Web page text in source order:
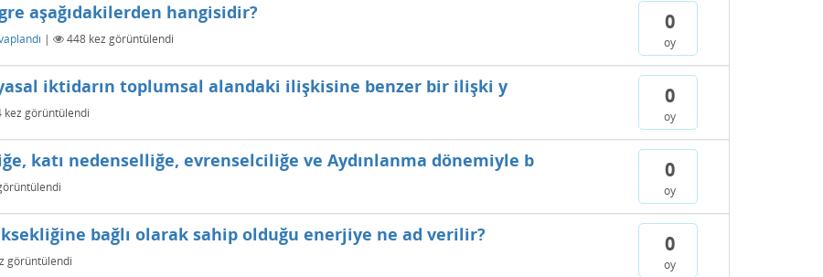
0
oy
aşağıdakilerden hangisidir?
| 448 kez görüntülendi
0
oy
iktidarın toplumsal alandaki ilişkisine benzer bir ilişki y
kez görüntülendi
0
oy
katı nedenselliğe, evrenselciliğe ve Aydınlanma dönemiyle b
0
oy
bağlı olarak sahip olduğu enerjiye ne ad verilir?
görüntülendi